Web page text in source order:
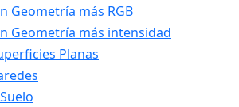
Geometría más RGB
Geometría más intensidad
Planas